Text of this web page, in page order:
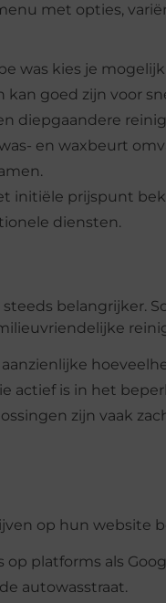
met opties,
was kies je
goed zijn voor
diepgaandere
en waxbeurt
initiële prijspunt
diensten.
belangrijker.
aanzienlijke
actief is in het
zijn vaak
op hun website
op platforms als
autowasstraat.